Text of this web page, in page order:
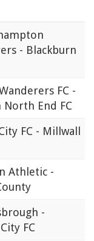
- Blackburn
FC -
North End FC
FC - Millwall
Athletic -
-
FC